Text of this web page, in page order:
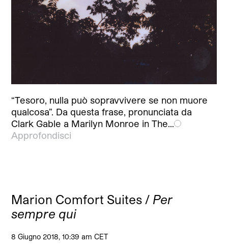
“Tesoro, nulla può sopravvivere se non muore
qualcosa”. Da questa frase, pronunciata da
Clark Gable a Marilyn Monroe in The…
Approfondisci
Marion Comfort Suites / Per
sempre qui
8 Giugno 2018, 10:39 am CET